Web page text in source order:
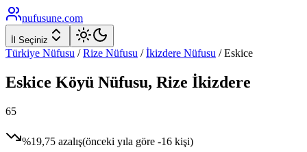
nufusune.com
İl Seçiniz
Türkiye Nüfusu / Rize Nüfusu / İkizdere Nüfusu /Eskice
Eskice Köyü Nüfusu, Rize İkizdere
65
%19,75 azalış(önceki yıla göre -16 kişi)